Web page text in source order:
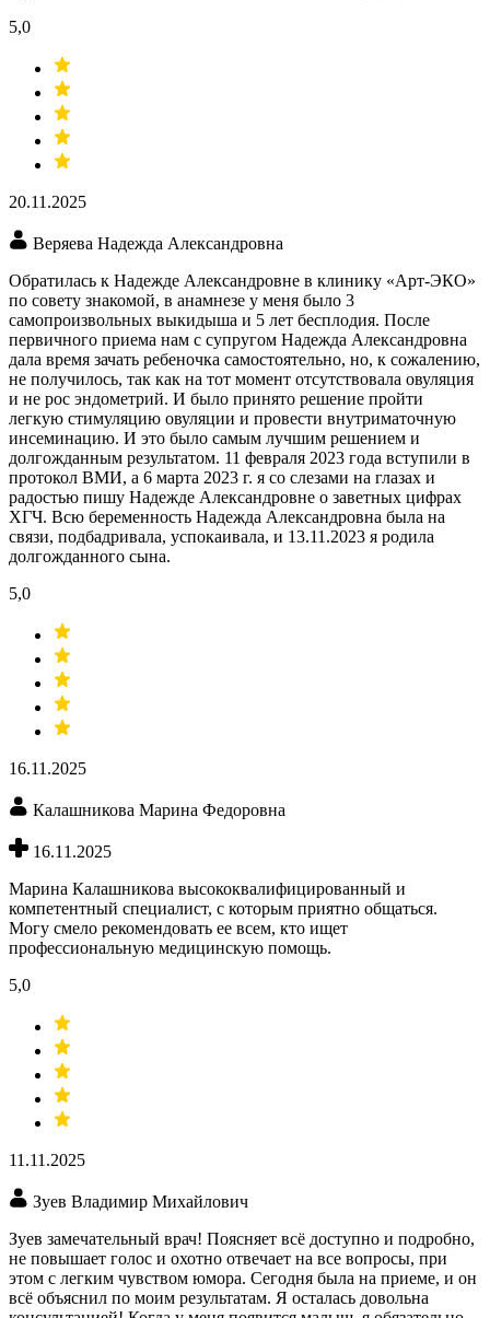
5,0
20.11.2025
Веряева Надежда Александровна
Обратилась к Надежде Александровне в клинику «Арт-ЭКО»
по совету знакомой, в анамнезе у меня было 3
самопроизвольных выкидыша и 5 лет бесплодия​. После
первичного приема нам с супругом Надежда Александровна
дала время зачать ребеночка самостоятельно, но, к сожалению,
не получилось, так как на тот момент отсутствовала овуляция
и не рос эндометрий. И было принято решение пройти
легкую стимуляцию овуляции​ и провести внутриматочную
инсеминацию​. И это было самым лучшим решением и
долгожданным результатом. 11 февраля 2023 года вступили в
протокол ВМИ, а 6 марта 2023 г. я со слезами на глазах и
радостью пишу Надежде Александровне о заветных цифрах
ХГЧ. Всю беременность Надежда Александровна была на
связи, подбадривала, успокаивала, и 13.11.2023 я родила
долгожданного сына.
5,0
16.11.2025
Калашникова Марина Федоровна
16.11.2025
Марина Калашникова высококвалифицированный и
компетентный специалист, с которым приятно общаться.
Могу смело рекомендовать ее всем, кто ищет
профессиональную медицинскую помощь.
5,0
11.11.2025
Зуев Владимир Михайлович
Зуев замечательный врач! Поясняет всё доступно и подробно,
не повышает голос и охотно отвечает на все вопросы, при
этом с легким чувством юмора. Сегодня была на приеме, и он
всё объяснил по моим результатам. Я осталась довольна